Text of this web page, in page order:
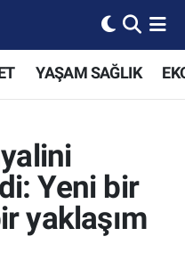
YAŞAM SAĞLIK
Yeni bir
yaklaşım